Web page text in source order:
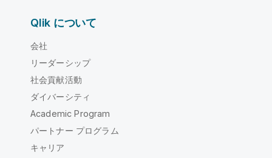
Qlik について
会社
リーダーシップ
社会貢献活動
ダイバーシティ
Academic Program
パートナー プログラム
キャリア